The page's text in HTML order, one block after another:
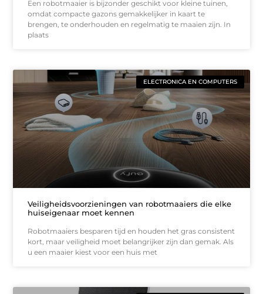
Een robotmaaier is bijzonder geschikt voor kleine tuinen,
omdat compacte gazons gemakkelijker in kaart te
brengen, te onderhouden en regelmatig te maaien zijn. In
plaats
ELECTRONICA EN COMPUTERS
Veiligheidsvoorzieningen van robotmaaiers die elke
huiseigenaar moet kennen
Robotmaaiers besparen tijd en houden het gras consistent
kort, maar veiligheid moet belangrijker zijn dan gemak. Als
u een maaier kiest voor een huis met